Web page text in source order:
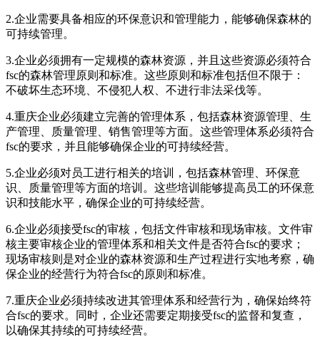
2.企业需要具备相应的环保意识和管理能力，能够确保森林的
可持续管理。
3.企业必须拥有一定规模的森林资源，并且这些资源必须符合
fsc的森林管理原则和标准。这些原则和标准包括但不限于：
不破坏生态环境、不侵犯人权、不进行非法采伐等。
4.重庆企业必须建立完善的管理体系，包括森林资源管理、生
产管理、质量管理、销售管理等方面。这些管理体系必须符合
fsc的要求，并且能够确保企业的可持续经营。
5.企业必须对员工进行相关的培训，包括森林管理、环保意
识、质量管理等方面的培训。这些培训能够提高员工的环保意
识和技能水平，确保企业的可持续经营。
6.企业必须接受fsc的审核，包括文件审核和现场审核。文件审
核主要审核企业的管理体系和相关文件是否符合fsc的要求；
现场审核则是对企业的森林资源和生产过程进行实地考察，确
保企业的经营行为符合fsc的原则和标准。
7.重庆企业必须持续改进其管理体系和经营行为，确保始终符
合fsc的要求。同时，企业还需要定期接受fsc的监督和复查，
以确保其持续的可持续经营。